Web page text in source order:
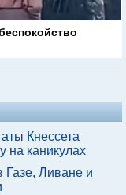
Кнессета
на каникулах
Газе, Ливане и